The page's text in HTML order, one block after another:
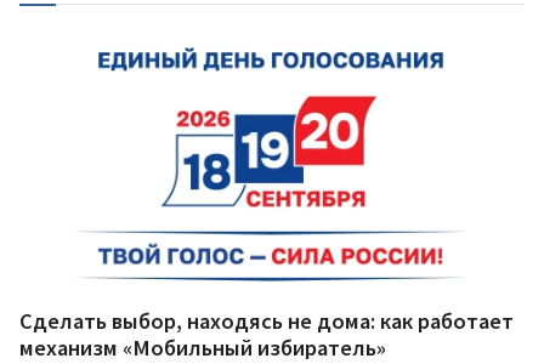
Сделать выбор, находясь не дома: как работает
механизм «Мобильный избиратель»